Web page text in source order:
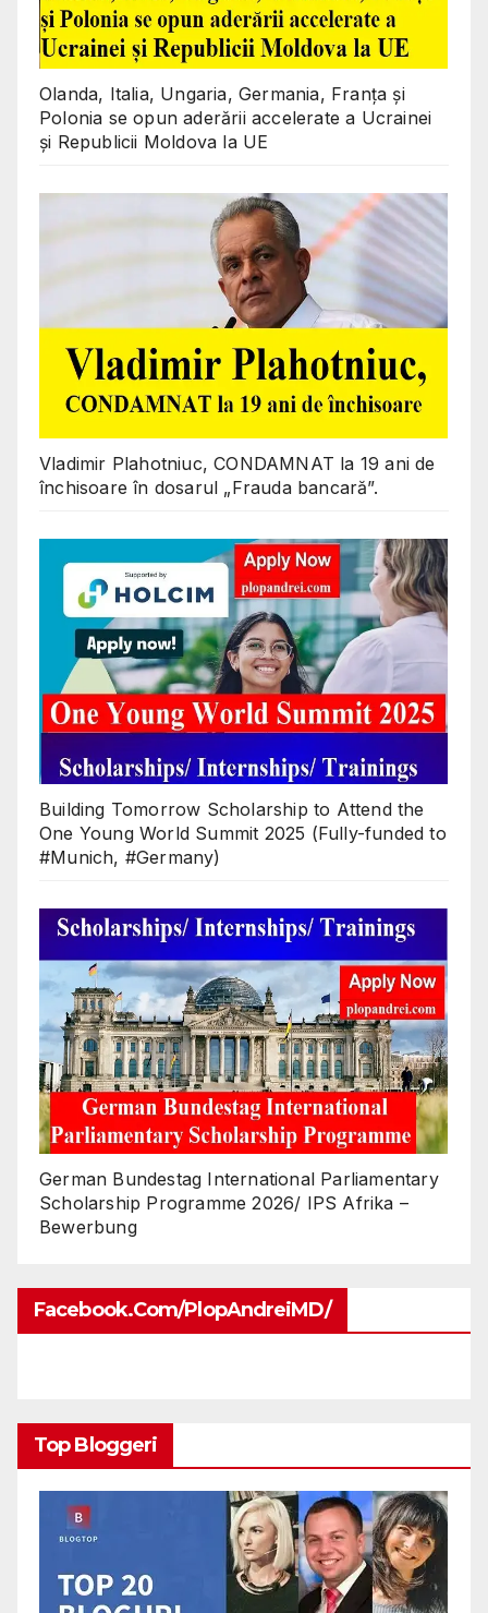
Olanda, Italia, Ungaria, Germania, Franța și
Polonia se opun aderării accelerate a Ucrainei
și Republicii Moldova la UE
Vladimir Plahotniuc, CONDAMNAT la 19 ani de
închisoare în dosarul „Frauda bancară”.
Building Tomorrow Scholarship to Attend the
One Young World Summit 2025 (Fully-funded to
#Munich, #Germany)
German Bundestag International Parliamentary
Scholarship Programme 2026/ IPS Afrika –
Bewerbung
Facebook.com/PlopAndreiMD/
Top Bloggeri